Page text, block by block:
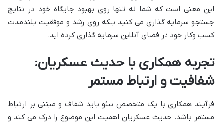
این معنی است که شما نه تنها روی بهبود جایگاه خود در نتایج
جستجو سرمایه گذاری می کنید بلکه روی رشد و موفقیت بلندمدت
کسب وکار خود در فضای آنلاین سرمایه گذاری کرده اید.
تجربه همکاری با حدیث عسکریان:
شفافیت و ارتباط مستمر
فرآیند همکاری با یک متخصص سئو باید شفاف و مبتنی بر ارتباط
مستمر باشد. حدیث عسکریان اهمیت این موضوع را درک می کند و